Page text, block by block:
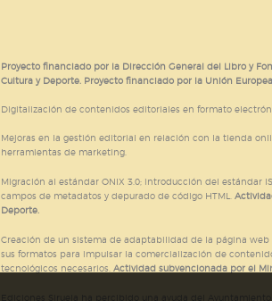
Proyecto financiado por la Dirección General del Libro y
Cultura y Deporte. Proyecto financiado por la Unión
Digitalización de contenidos editoriales en formato
Mejoras en la gestión editorial en relación con la tienda
herramientas de marketing.
Migración al estándar ONIX 3.0; introducción del estándar
campos de metadatos y depurado de código HTML.
Deporte.
Creación de un sistema de adaptabilidad de la página
sus formatos para impulsar la comercialización de
tecnológicos necesarios. Actividad subvencionada por el